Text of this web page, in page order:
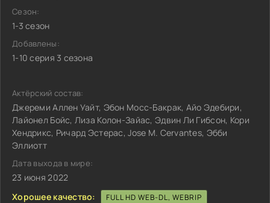
Сезон:
1-3 сезон
Добавлены:
1-10 серия 3 сезона
Актёрский состав:
Джереми Аллен Уайт, Эбон Мосс-Бакрак, Айо Эдебири,
Лайонел Бойс, Лиза Колон-Зайас, Эдвин Ли Гибсон, Кори
Хендрикс, Ричард Эстерас, Jose M. Cervantes, Эбби
Эллиотт
Дата выхода в мире:
23 июня 2022
Хорошее качество:
FULL HD WEB-DL, WEBRIP